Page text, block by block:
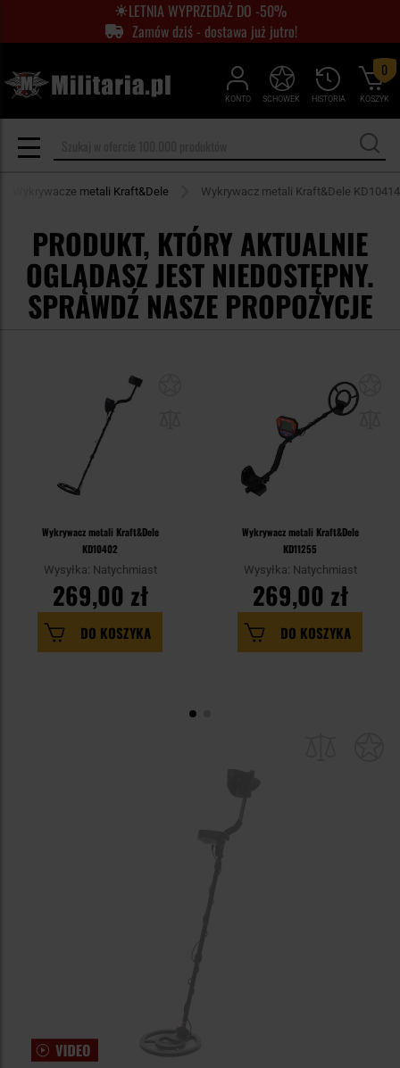
LETNIA WYPRZEDAŻ DO -50%
Zamów dziś - dostawa już jutro!
KONTO HISTORIA
SCHOWEK KOSZYK
0
Wykrywacze metali Kraft&Dele Wykrywacz metali Kraft&Dele KD10414
PRODUKT, KTÓRY AKTUALNIE
OGLĄDASZ JEST NIEDOSTĘPNY.
SPRAWDŹ NASZE PROPOZYCJE
Wykrywacz metali Kraft&Dele
KD10402
Wysyłka: Natychmiast
269,00 zł
DO KOSZYKA
Wykrywacz metali Kraft&Dele
KD11255
Wysyłka: Natychmiast
269,00 zł
DO KOSZYKA